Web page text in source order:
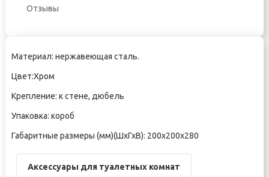
Отзывы
Материал: нержавеющая сталь.
Цвет:Хром
Крепление: к стене, дюбель
Упаковка: короб
Габаритные размеры (мм)(ШхГхВ): 200х200х280
Аксессуары для туалетных комнат